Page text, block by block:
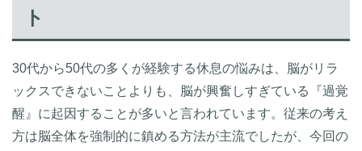
ト
30代から50代の多くが経験する休息の悩みは、脳がリラ
ックスできないことよりも、脳が興奮しすぎている『過覚
醒』に起因することが多いと言われています。従来の考え
方は脳全体を強制的に鎮める方法が主流でしたが、今回の